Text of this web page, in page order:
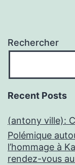
Rechercher
Recent Posts
(antony ville):
Polémique
l’hommage à
rendez-vous